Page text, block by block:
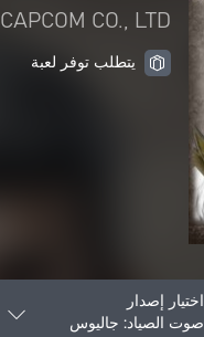
CAPCOM CO., LTD.
يتطلب توفر لعبة
اختيار إصدار
صوت الصياد: جاليوس